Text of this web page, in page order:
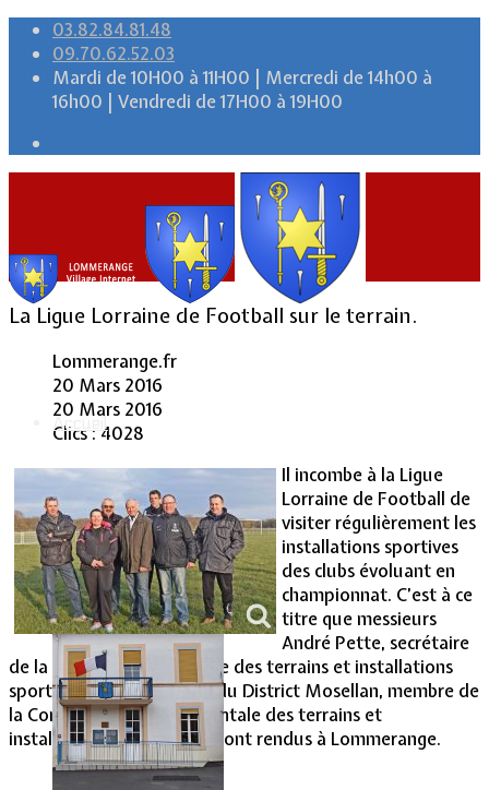
03.82.84.81.48
09.70.62.52.03
Mardi de 10H00 à 11H00 | Mercredi de 14h00 à
16h00 | Vendredi de 17H00 à 19H00
Accueil
Vie Municipale
La Ligue Lorraine de Football sur le terrain.
Lommerange.fr
20 Mars 2016
20 Mars 2016
Clics : 4028
Il incombe à la Ligue
Lorraine de Football de
visiter régulièrement les
installations sportives
des clubs évoluant en
championnat. C’est à ce
titre que messieurs
André Pette, secrétaire
de la Commission régionale des terrains et installations
sportives et Patrick Krieg du District Mosellan, membre de
la Commission départementale des terrains et
installations sportives, se sont rendus à Lommerange.